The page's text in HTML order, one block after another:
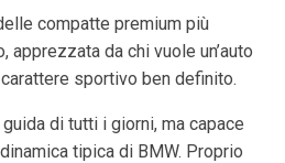
compatte premium più
da chi vuole un’auto
sportivo ben definito.
di tutti i giorni, ma capace
tipica di BMW. Proprio